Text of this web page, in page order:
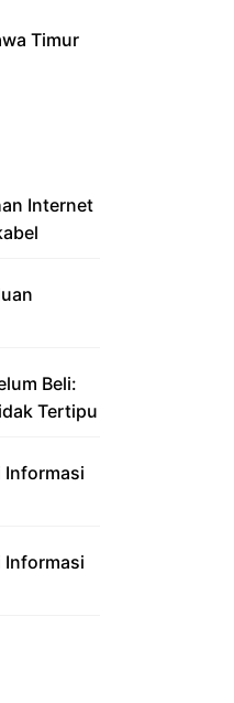
Timur
Internet
Beli:
Tertipu
Informasi
Informasi